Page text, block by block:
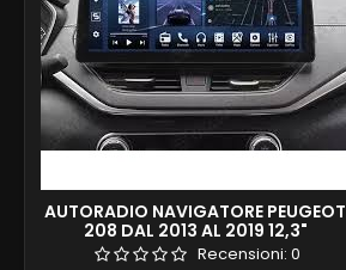
AUTORADIO NAVIGATORE PEUGEOT
208 DAL 2013 AL 2019 12,3"
Recensioni: 0